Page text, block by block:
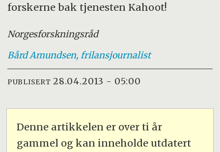
forskerne bak tjenesten Kahoot!
Norgesforskningsråd
BårdAmundsen, frilansjournalist
PUBLISERT 28.04.2013 - 05:00
Denne artikkelen er over ti år
gammel og kan inneholde utdatert